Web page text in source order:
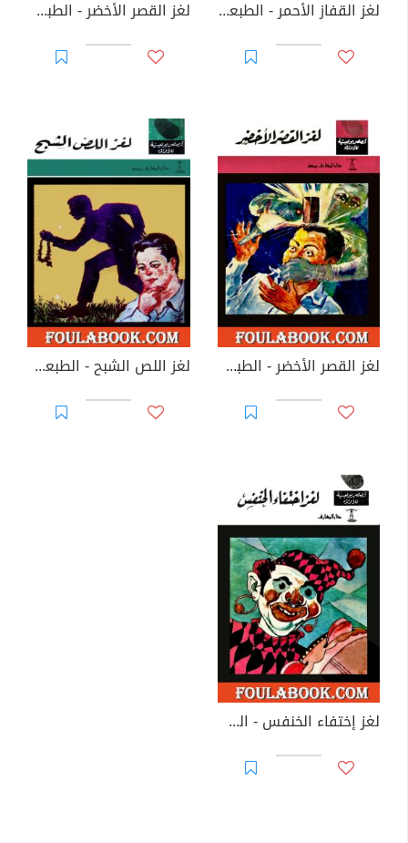
لغز القفاز الأحمر - الطبعة الخامسة لغز القصر الأخضر - الطبعة الثانية
لغز القصر الأخضر - الطبعة الرابعة لغز اللص الشبح - الطبعة الثامنة
لغز إختفاء الخنفس - الطبعة الرابعة